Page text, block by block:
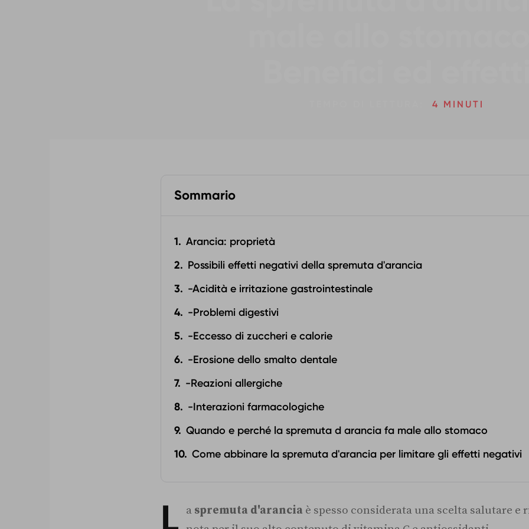
4 MINUTI
Sommario
Arancia: proprietà
Possibili effetti negativi della spremuta d'arancia
-Acidità e irritazione gastrointestinale
-Problemi digestivi
-Eccesso di zuccheri e calorie
-Erosione dello smalto dentale
-Reazioni allergiche
-Interazioni farmacologiche
Quando e perché la spremuta d arancia fa male allo stomaco
Come abbinare la spremuta d'arancia per limitare gli effetti negativi
L a spremuta d'arancia è spesso considerata una scelta salutare e